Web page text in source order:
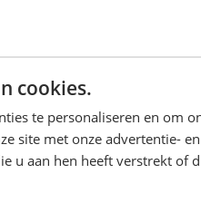
Als u de URL
Als u op een
cookies.
te personaliseren en om
site met onze advertentie-
u aan hen heeft verstrekt of